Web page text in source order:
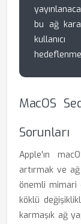
bu ağ
MacOS
Sorunları
Apple'ın
artırmak ve
önemli mimari
köklü
karmaşık ağ